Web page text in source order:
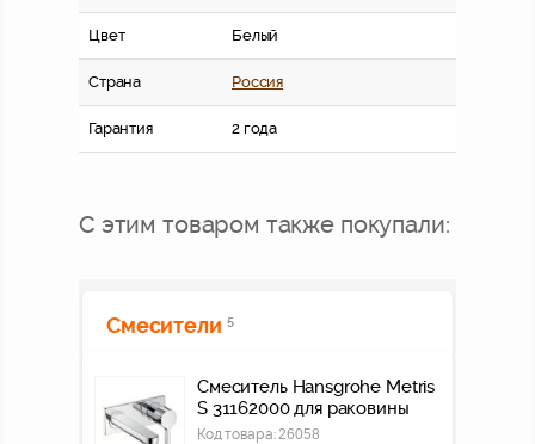
Цвет Белый
Страна Россия
Гарантия 2 года
С этим товаром также покупали:
Смесители 5
Смеситель Hansgrohe Metris
S 31162000 для раковины
Код товара: 26058